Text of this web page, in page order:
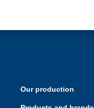
Our production